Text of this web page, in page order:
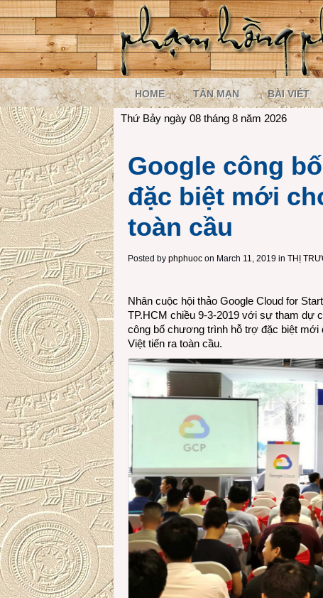
HOME TẢN MẠN BÀI VIẾT
Thứ Bảy ngày 08 tháng 8 năm 2026
Google công
đặc biệt mới
toàn cầu
Posted by phphuoc on March 11, 2019 in THỊ
Nhân cuộc hội thảo Google Cloud for
TP.HCM chiều 9-3-2019 với sự tham dự
công bố chương trình hỗ trợ đặc biệt mới
Việt tiến ra toàn cầu.